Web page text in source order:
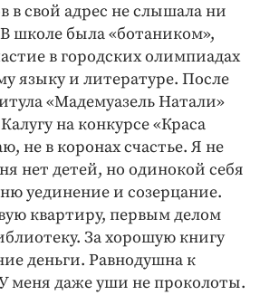
в свой адрес не слышала ни
школе была «ботаником»,
в городских олимпиадах
языку и литературе. После
«Мадемуазель Натали»
на конкурсе «Краса
не в коронах счастье. Я не
нет детей, но одинокой себя
уединение и созерцание.
квартиру, первым делом
За хорошую книгу
деньги. Равнодушна к
меня даже уши не проколоты.